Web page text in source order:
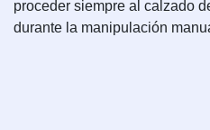
proceder siempre al calzado
durante la manipulación